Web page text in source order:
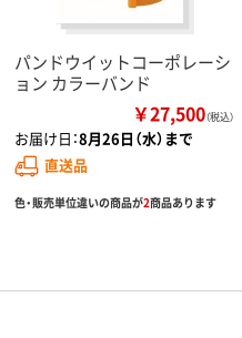
パンドウイットコーポレーシ
ョン カラーバンド
￥27,500（税込）
お届け日：8月26日（水）まで
直送品
色・販売単位違いの商品が2商品あります